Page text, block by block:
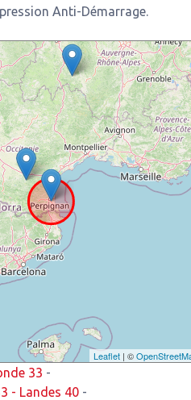
Anti-Démarrage.
Leaflet | ©
33 -
- Landes 40 -